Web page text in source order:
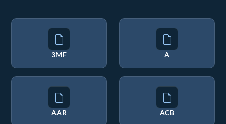
3MF A
AAR ACB